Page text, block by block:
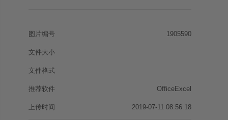
图片编号 1905590
文件大小
文件格式
推荐软件 OfficeExcel
上传时间 2019-07-11 08:56:18